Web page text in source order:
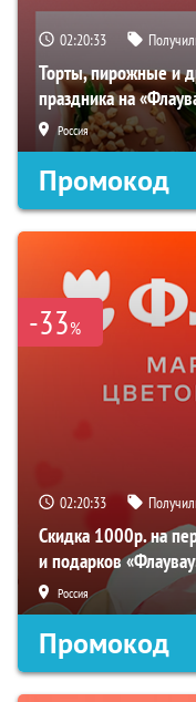
02:20:32
Торты, пирожные и
праздника на
Россия
Промокод
-33%
02:20:32
Скидка 1000р. на
и подарков
Россия
Промокод